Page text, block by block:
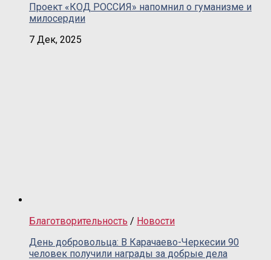
Проект «КОД РОССИЯ» напомнил о гуманизме и
милосердии
7 Дек, 2025
Благотворительность / Новости
День добровольца: В Карачаево-Черкесии 90
человек получили награды за добрые дела